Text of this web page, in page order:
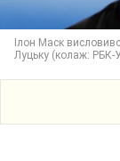
Ілон Маск
Луцьку (колаж: РБК-